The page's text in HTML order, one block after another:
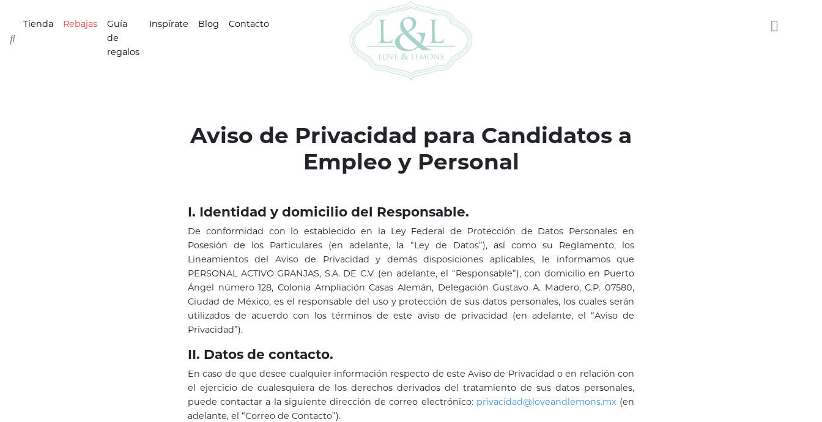
Tienda Rebajas
Guía
de
regalos
Inspírate Blog Contacto
Aviso de Privacidad para Candidatos a
Empleo y Personal
I. Identidad y domicilio del Responsable.
De conformidad con lo establecido en la Ley Federal de Protección de Datos Personales en
Posesión de los Particulares (en adelante, la “Ley de Datos”), así como su Reglamento, los
Lineamientos del Aviso de Privacidad y demás disposiciones aplicables, le informamos que
PERSONAL ACTIVO GRANJAS, S.A. DE C.V. (en adelante, el “Responsable”), con domicilio en Puerto
Ángel número 128, Colonia Ampliación Casas Alemán, Delegación Gustavo A. Madero, C.P. 07580,
Ciudad de México, es el responsable del uso y protección de sus datos personales, los cuales serán
utilizados de acuerdo con los términos de este aviso de privacidad (en adelante, el “Aviso de
Privacidad”).
II. Datos de contacto.
En caso de que desee cualquier información respecto de este Aviso de Privacidad o en relación con
el ejercicio de cualesquiera de los derechos derivados del tratamiento de sus datos personales,
puede contactar a la siguiente dirección de correo electrónico: privacidad@loveandlemons.mx (en
adelante, el “Correo de Contacto”).